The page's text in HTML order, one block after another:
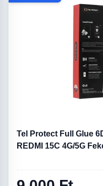
Tel Protect Full Glue
REDMI 15C 4G/5G